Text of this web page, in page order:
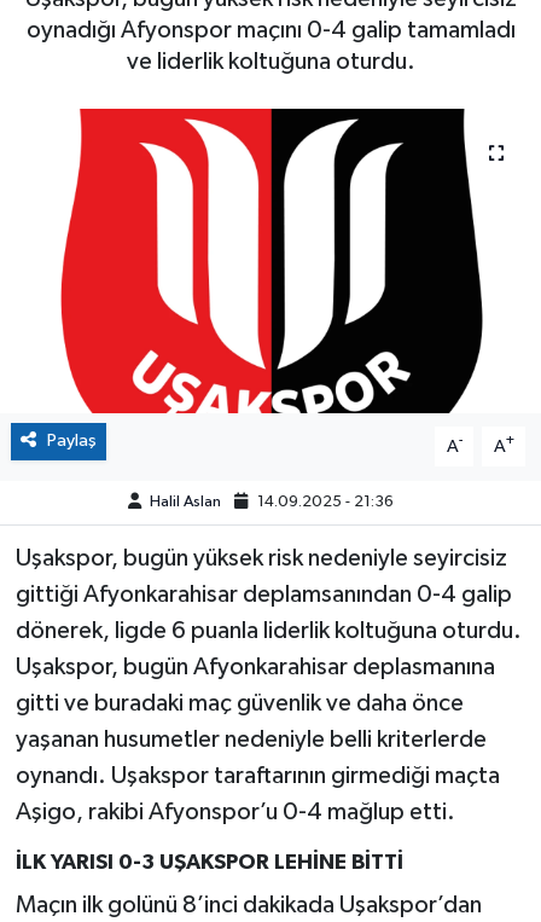
oynadığı Afyonspor maçını 0-4 galip tamamladı
ve liderlik koltuğuna oturdu.
Paylaş A- A+
Halil Aslan 14.09.2025 - 21:36
Uşakspor, bugün yüksek risk nedeniyle seyircisiz
gittiği Afyonkarahisar deplamsanından 0-4 galip
dönerek, ligde 6 puanla liderlik koltuğuna oturdu.
Uşakspor, bugün Afyonkarahisar deplasmanına
gitti ve buradaki maç güvenlik ve daha önce
yaşanan husumetler nedeniyle belli kriterlerde
oynandı. Uşakspor taraftarının girmediği maçta
Aşigo, rakibi Afyonspor’u 0-4 mağlup etti.
İLK YARISI 0-3 UŞAKSPOR LEHİNE BİTTİ
Maçın ilk golünü 8’inci dakikada Uşakspor’dan